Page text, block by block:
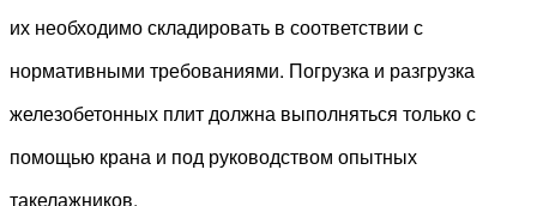
их необходимо складировать в соответствии с
нормативными требованиями. Погрузка и разгрузка
железобетонных плит должна выполняться только с
помощью крана и под руководством опытных
такелажников.